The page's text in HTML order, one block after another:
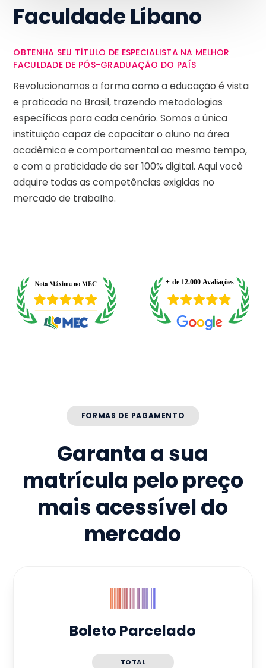
Faculdade Líbano
OBTENHA SEU TÍTULO DE ESPECIALISTA NA MELHOR
FACULDADE DE PÓS-GRADUAÇÃO DO PAÍS
Revolucionamos a forma como a educação é vista
e praticada no Brasil, trazendo metodologias
específicas para cada cenário. Somos a única
instituição capaz de capacitar o aluno na área
acadêmica e comportamental ao mesmo tempo,
e com a praticidade de ser 100% digital. Aqui você
adquire todas as competências exigidas no
mercado de trabalho.
FORMAS DE PAGAMENTO
Garanta a sua
matrícula pelo preço
mais acessível do
mercado
Boleto Parcelado
TOTAL